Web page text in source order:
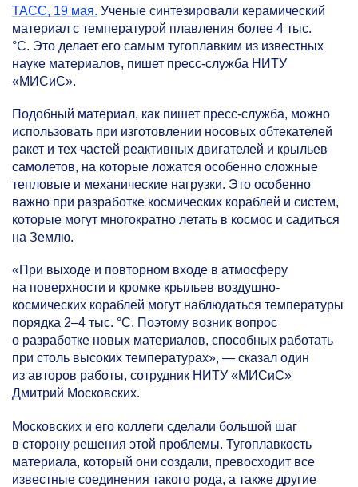
ТАСС, 19 мая. Ученые синтезировали керамический
материал с температурой плавления более 4 тыс.
°С. Это делает его самым тугоплавким из известных
науке материалов, пишет пресс-служба НИТУ
«МИСиС».
Подобный материал, как пишет пресс-служба, можно
использовать при изготовлении носовых обтекателей
ракет и тех частей реактивных двигателей и крыльев
самолетов, на которые ложатся особенно сложные
тепловые и механические нагрузки. Это особенно
важно при разработке космических кораблей и систем,
которые могут многократно летать в космос и садиться
на Землю.
«При выходе и повторном входе в атмосферу
на поверхности и кромке крыльев воздушно-
космических кораблей могут наблюдаться температуры
порядка 2–4 тыс. °С. Поэтому возник вопрос
о разработке новых материалов, способных работать
при столь высоких температурах», — сказал один
из авторов работы, сотрудник НИТУ «МИСиС»
Дмитрий Московских.
Московских и его коллеги сделали большой шаг
в сторону решения этой проблемы. Тугоплавкость
материала, который они создали, превосходит все
известные соединения такого рода, а также другие